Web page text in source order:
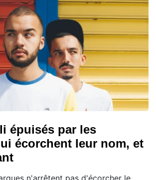
épuisés par les
écorchent leur nom, et
n'arrêtent pas d'écorcher le